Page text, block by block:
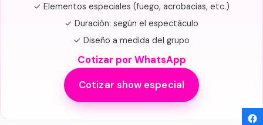
✓ Elementos especiales (fuego, acrobacias, etc.)
✓ Duración: según el espectáculo
✓ Diseño a medida del grupo
Cotizar por WhatsApp
Cotizar show especial